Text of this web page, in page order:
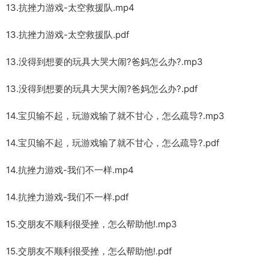
13.抗挫力游戏-太空救援队.mp4
13.抗挫力游戏-太空救援队.pdf
13.没得到想要的玩具大哭大闹?爸妈怎么办?.mp3
13.没得到想要的玩具大哭大闹?爸妈怎么办?.pdf
14.宝贝输不起，玩游戏输了就不甘心，怎么疏导?.mp3
14.宝贝输不起，玩游戏输了就不甘心，怎么疏导?.pdf
14.抗挫力游戏-我们不一样.mp4
14.抗挫力游戏-我们不一样.pdf
15.交朋友不顺利很受挫，怎么帮助他!.mp3
15.交朋友不顺利很受挫，怎么帮助他!.pdf